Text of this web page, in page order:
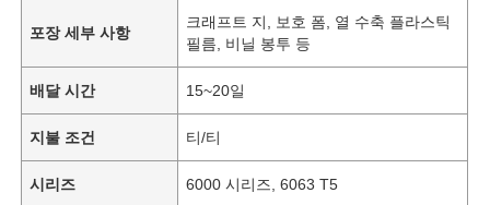
포장 세부 사항
크래프트 지, 보호 폼, 열 수축 플라스틱
필름, 비닐 봉투 등
배달 시간 15~20일
지불 조건 티/티
시리즈 6000 시리즈, 6063 T5